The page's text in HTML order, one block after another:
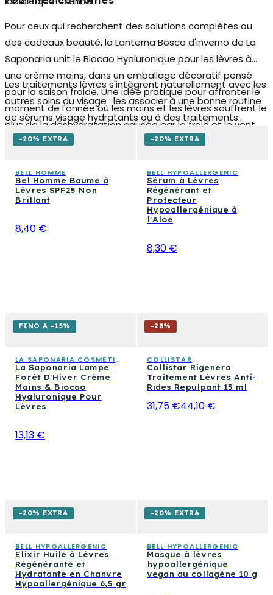
Pour ceux qui recherchent des solutions complètes ou
des cadeaux beauté, la Lanterna Bosco d'Inverno de La
Saponaria unit le Biocao Hyaluronique pour les lèvres à
une crème mains, dans un emballage décoratif pensé
pour la saison froide. Une idée pratique pour affronter le
moment de l'année où les mains et les lèvres souffrent le
plus de la déshydratation causée par le froid et le vent.
Les traitements lèvres s'intègrent naturellement avec les
autres soins du visage : les associer à une bonne routine
de sérums visage hydratants ou à des traitements
spécifiques pour le contour des yeux et de la bouche
explorer la catégorie maquillage lèvres pour compléter
leur routine beauté avec des produits qui nourrissent
-20% EXTRA
BELL HOMME
Bel Homme Baume à
Lèvres SPF25 Non
Brillant
8,40 €
-20% EXTRA
BELL HYPOALLERGENIC
Sérum à Lèvres
Régénérant et
Protecteur
Hypoallergénique à
l'Aloe
8,30 €
FINO A −15%
LA SAPONARIA COSMETICA CONSAPEVOLE
La Saponaria Lampe
Forêt D'Hiver Crème
Mains & Biocao
Hyaluronique Pour
Lèvres
13,13 €
-28%
COLLISTAR
Collistar Rigenera
Traitement Lèvres Anti-
Rides Repulpant 15 ml
31,75 €44,10 €
-20% EXTRA
BELL HYPOALLERGENIC
Elixir Huile à Lèvres
Régénérante et
Hydratante en Chanvre
Hypoallergénique 6,5 gr
-20% EXTRA
BELL HYPOALLERGENIC
Masque à lèvres
hypoallergénique
vegan au collagène 10 g